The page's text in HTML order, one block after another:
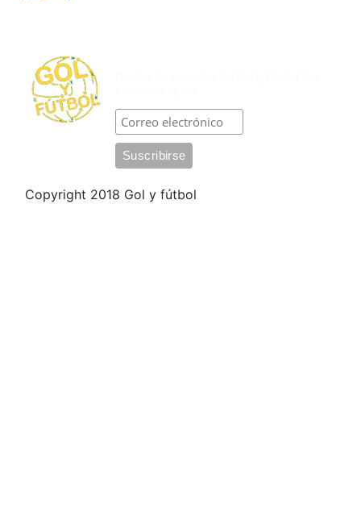
Copyright 2018 Gol y fútbol